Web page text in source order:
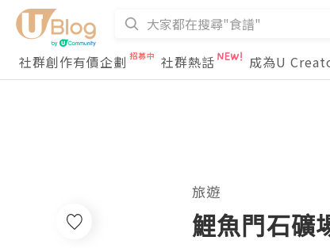
社群創作有價企劃
社群熱話 成為U
旅遊
鯉魚門石礦